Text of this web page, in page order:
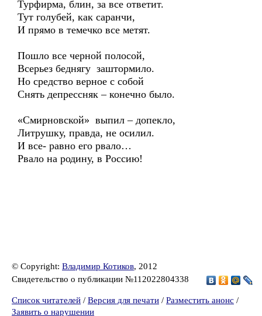
Турфирма, блин, за все ответит.
Тут голубей, как саранчи,
И прямо в темечко все метят.
Пошло все черной полосой,
Всерьез беднягу заштормило.
Но средство верное с собой
Снять депрессняк – конечно было.
«Смирновской» выпил – допекло,
Литрушку, правда, не осилил.
И все- равно его рвало…
Рвало на родину, в Россию!
© Copyright: Владимир Котиков, 2012
Свидетельство о публикации №112022804338
Список читателей / Версия для печати / Разместить анонс /
Заявить о нарушении